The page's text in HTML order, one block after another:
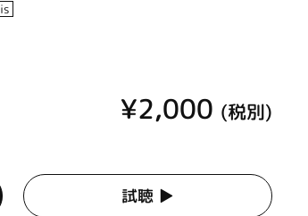
¥2,000 (税別)
試聴 ▶︎